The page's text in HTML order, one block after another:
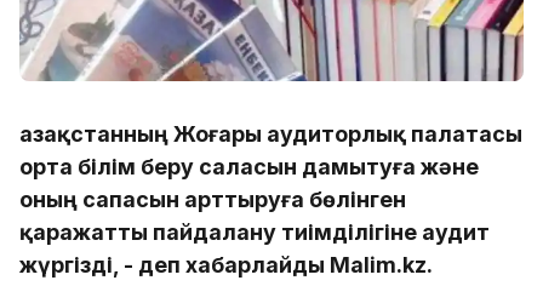
Қазақстанның Жоғары аудиторлық палатасы
орта білім беру саласын дамытуға және
оның сапасын арттыруға бөлінген
қаражатты пайдалану тиімділігіне аудит
жүргізді, - деп хабарлайды Malim.kz.